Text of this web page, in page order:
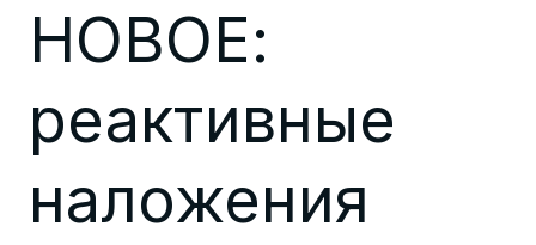
НОВОЕ:
реактивные
наложения